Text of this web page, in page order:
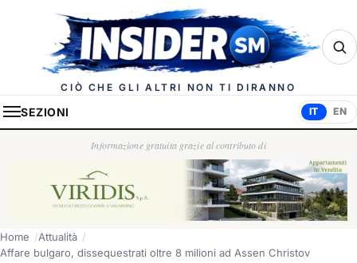
Insider.sm
CIÒ CHE GLI ALTRI NON TI DIRANNO
SEZIONI IT EN
Informazione gratuita grazie al contributo di
Home
Attualità
Affare bulgaro, dissequestrati oltre 8 milioni ad Assen Christov